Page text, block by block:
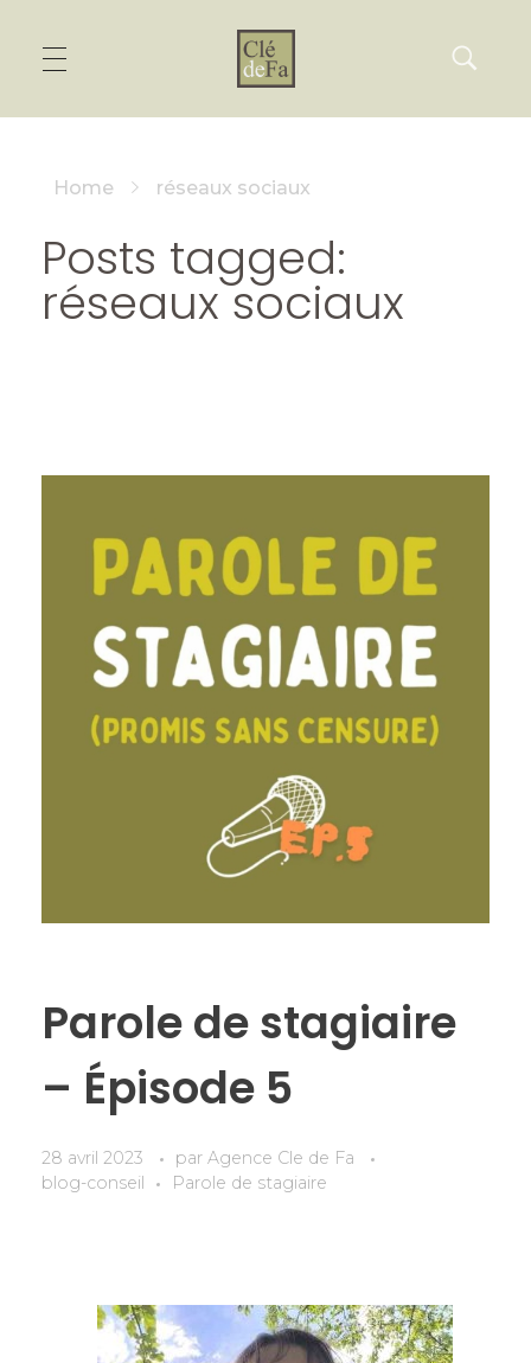
Home réseaux sociaux
Posts tagged:
réseaux sociaux
Parole de stagiaire
– Épisode 5
28 avril 2023 par Agence Cle de Fa
blog-conseil
Parole de stagiaire